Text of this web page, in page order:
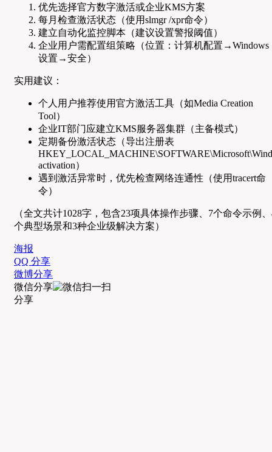
优先选择官方数字激活或企业KMS方案
每月检查激活状态（使用slmgr /xpr命令）
建立自动化监控脚本（建议设置警报阈值）
企业用户需配置组策略（位置：计算机配置→Windows
设置→安全）
实用建议：
个人用户推荐使用官方激活工具（如Media Creation
Tool）
企业IT部门应建立KMS服务器集群（主备模式）
定期备份激活状态（导出注册表
activation）
遇到激活异常时，优先检查网络连通性（使用tracert命
令）
（全文共计1028字，包含23项具体操作步骤、7个命令示例
个典型场景和3种企业级解决方案）
海报
QQ 分享
微博分享
微信分享
分享